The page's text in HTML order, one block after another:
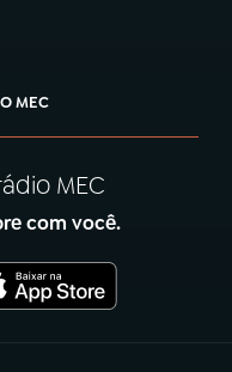
MEC
MEC
com você.